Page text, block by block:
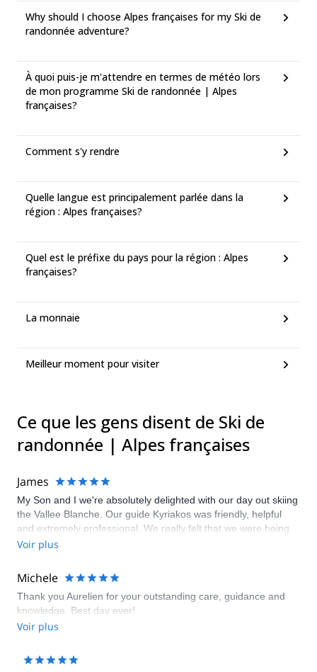
Why should I choose Alpes françaises for my Ski de
randonnée adventure?
À quoi puis-je m'attendre en termes de météo lors
de mon programme Ski de randonnée | Alpes
françaises?
Comment s'y rendre
Quelle langue est principalement parlée dans la
région : Alpes françaises?
Quel est le préfixe du pays pour la région : Alpes
françaises?
La monnaie
Meilleur moment pour visiter
Ce que les gens disent de Ski de
randonnée | Alpes françaises
James
My Son and I we're absolutely delighted with our day out skiing
the Vallee Blanche. Our guide Kyriakos was friendly, helpful
and extremely professional. We really felt that we were being
looked after by one of the best. Kyriakos also shared his
some tips to improve our skiing. An absolutely fantastic
experience that we will never forget.
Voir plus
Michele
Thank you Aurelien for your outstanding care, guidance and
knowledge. Best day ever!
Voir plus